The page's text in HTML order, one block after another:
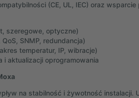
(CE, UL, IEC) oraz
szeregowe, optyczne)
SNMP, redundancja)
temperatur, IP, wibracje)
aktualizacji oprogramowania
na stabilność i żywotność instalacji.